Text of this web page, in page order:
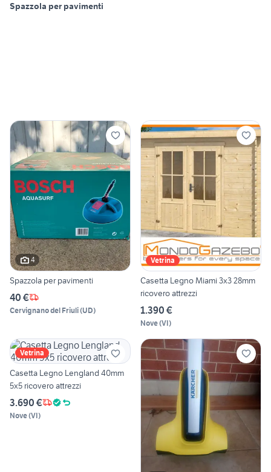
Spazzola per pavimenti
4
Spazzola per pavimenti
40 €
Cervignano del Friuli(UD)
Vetrina
Casetta Legno Miami 3x3 28mm
ricovero attrezzi
1.390 €
Nove(VI)
Vetrina
Casetta Legno Lengland 40mm
5x5 ricovero attrezzi
3.690 €
Nove(VI)